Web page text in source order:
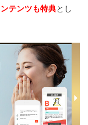
テンツも特典とし